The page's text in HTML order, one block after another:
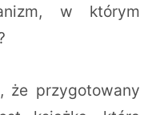
w którym
że przygotowany